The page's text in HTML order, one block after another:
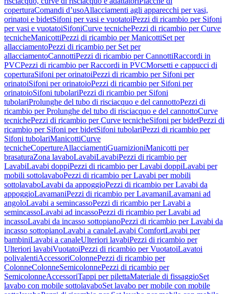
coperturaComandi d’usoAllacciamenti agli apparecchi per vasi,
orinatoi e bidetSifoni per vasi e vuotatoiPezzi di ricambio per Sifoni
per vasi e vuotatoiSifoniCurve tecnichePezzi di ricambio per Curve
tecnicheManicottiPezzi di ricambio per ManicottiSet per
allacciamentoPezzi di ricambio per Set per
allacciamentoCannottiPezzi di ricambio per CannottiRaccordi in
PVCPezzi di ricambio per Raccordi in PVCMorsetti e cappucci di
coperturaSifoni per orinatoiPezzi di ricambio per Sifoni per
orinatoiSifoni per orinatoioPezzi di ricambio per Sifoni per
orinatoioSifoni tubolariPezzi di ricambio per Sifoni
tubolariProlunghe del tubo di risciacquo e del cannottoPezzi di
ricambio per Prolunghe del tubo di risciacquo e del cannottoCurve
tecnichePezzi di ricambio per Curve tecnicheSifoni per bidetPezzi di
ricambio per Sifoni per bidetSifoni tubolariPezzi di ricambio per
Sifoni tubolariManicottiCurve
tecnicheCopertureAllacciamentiGuarnizioniManicotti per
brasaturaZona lavaboLavabiLavabiPezzi di ricambio per
LavabiLavabi doppiPezzi di ricambio per Lavabi doppiLavabi per
mobili sottolavaboPezzi di ricambio per Lavabi per mobili
sottolavaboLavabi da appoggioPezzi di ricambio per Lavabi da
appoggioLavamaniPezzi di ricambio per LavamaniLavamani ad
angoloLavabi a semincassoPezzi di ricambio per Lavabi a
semincassoLavabi ad incassoPezzi di ricambio per Lavabi ad
incassoLavabi da incasso sottopianoPezzi di ricambio per Lavabi da
incasso sottopianoLavabi a canaleLavabi ComfortLavabi per
bambiniLavabi a canaleUlteriori lavabiPezzi di ricambio per
Ulteriori lavabiVuotatoiPezzi di ricambio per VuotatoiLavatoi
polivalentiAccessoriColonnePezzi di ricambio per
ColonneColonneSemicolonnePezzi di ricambio per
SemicolonneAccessoriTappi per pilettaMateriale di fissaggioSet
lavabo con mobile sottolavaboSet lavabo per mobile con mobile